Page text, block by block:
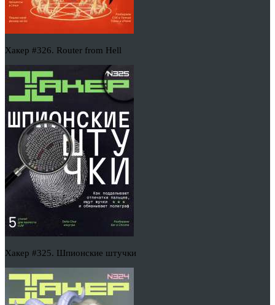
Хакер #326. Router from Hell
Хакер #325. Шпионские штучки